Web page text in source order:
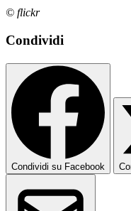
© flickr
Condividi
Condividi su Facebook